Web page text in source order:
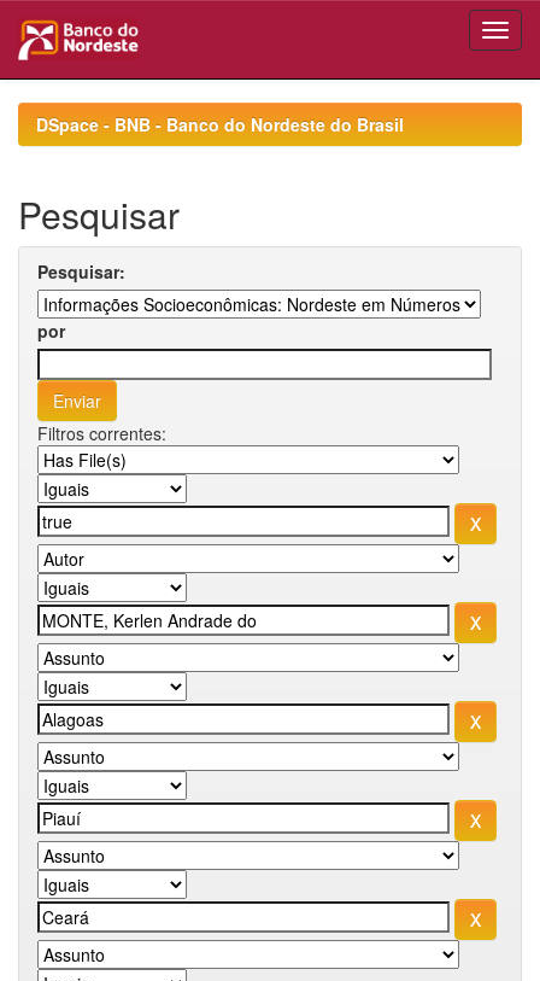
navigationDSpace - BNB - Banco do Nordeste do Brasil
Pesquisar
Pesquisar:
por
Filtros correntes: